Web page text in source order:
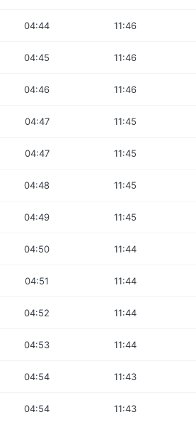
04:44 11:46
04:45 11:46
04:46 11:46
04:47 11:45
04:47 11:45
04:48 11:45
04:49 11:45
04:50 11:44
04:51 11:44
04:52 11:44
04:53 11:44
04:54 11:43
04:54 11:43